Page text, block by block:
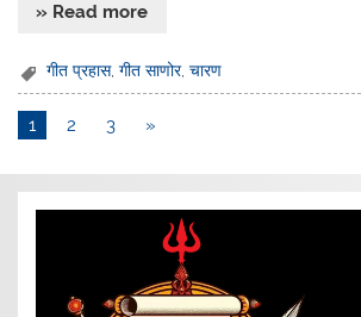
» Read more
गीत प्रहास,गीत साणोर,चारण
1 2 3 »